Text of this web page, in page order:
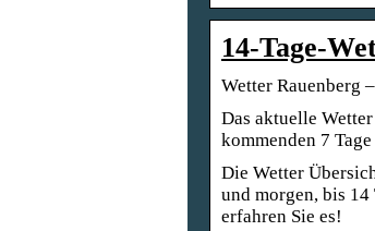
14-Tage-
Wetter Rauenberg
Das aktuelle
kommenden 7
Die Wetter
und morgen, bis
erfahren Sie es!